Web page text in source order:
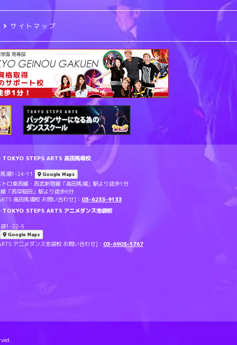
サイトマップ
TOKYO STEPS ARTS 高田馬場校
馬場1-24-11
Google Maps
ロ東西線・西武新宿線「高田馬場」駅より徒歩1分
「西早稲田」駅より徒歩6分
高田馬場校 お問い合わせ]： 03-6233-9133
TOKYO STEPS ARTS アニメダンス池袋校
袋1-22-5
Google Maps
アニメダンス池袋校 お問い合わせ]： 03-6903-1767